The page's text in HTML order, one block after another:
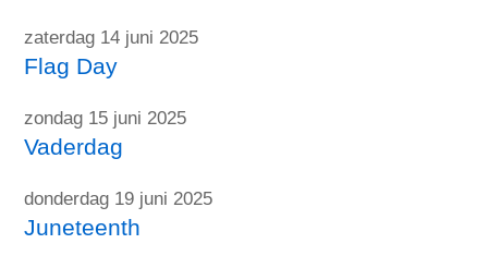
zaterdag 14 juni 2025
Flag Day
zondag 15 juni 2025
Vaderdag
donderdag 19 juni 2025
Juneteenth